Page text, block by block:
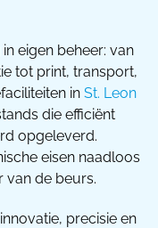
eigen beheer: van
tot print, transport,
in St. Leon
die efficiënt
opgeleverd.
eisen naadloos
van de beurs.
precisie en